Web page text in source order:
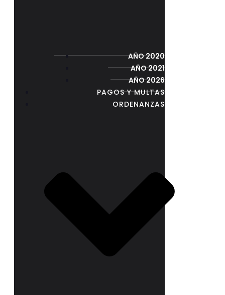
AÑO 2020
AÑO 2021
AÑO 2026
PAGOS Y MULTAS
ORDENANZAS